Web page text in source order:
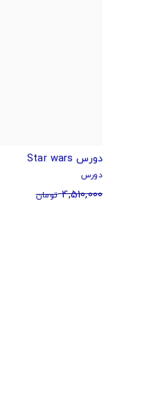
دورس Star wars
دورس
4,510,000 تومان